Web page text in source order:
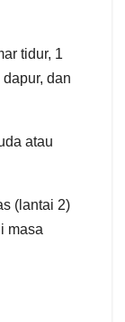
tidur, 1
dan
atau
(lantai 2)
masa